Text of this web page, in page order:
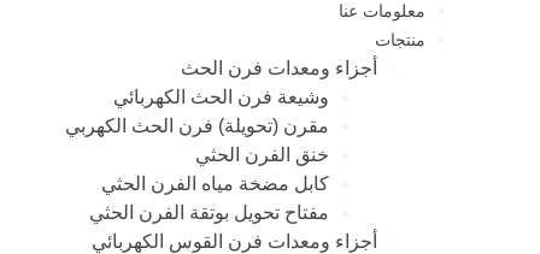
معلومات عنا
منتجات
أجزاء ومعدات فرن الحث
وشيعة فرن الحث الكهربائي
مقرن (تحويلة) فرن الحث الكهربي
خنق الفرن الحثي
كابل مضخة مياه الفرن الحثي
مفتاح تحويل بوتقة الفرن الحثي
أجزاء ومعدات فرن القوس الكهربائي